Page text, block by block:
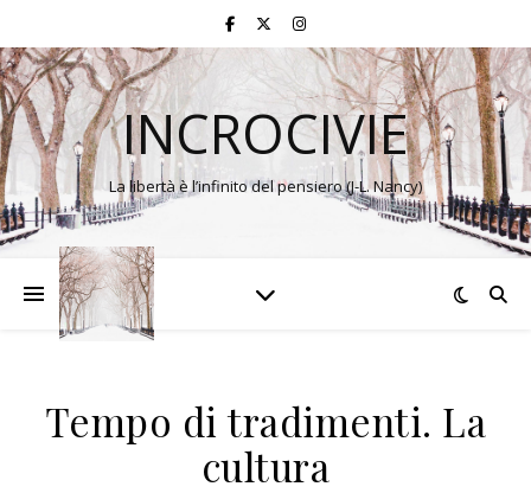
INCROCIVIE
La libertà è l’infinito del pensiero (J-L. Nancy)
Tempo di tradimenti. La
cultura